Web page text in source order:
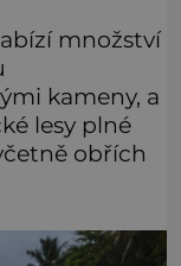
množství
kameny, a
lesy plné
obřích